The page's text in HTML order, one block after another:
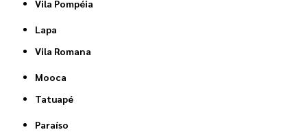
Vila Pompéia
Lapa
Vila Romana
Mooca
Tatuapé
Paraíso